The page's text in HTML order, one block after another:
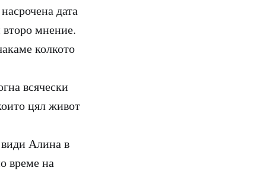
дата
второ мнение.
колкото
всячески
цял живот
Алина в
време на